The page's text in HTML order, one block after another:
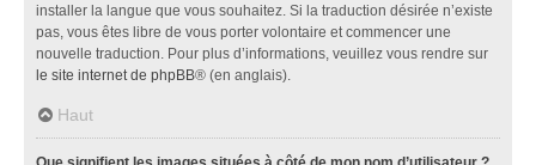
installer la langue que vous souhaitez. Si la traduction désirée n’existe
pas, vous êtes libre de vous porter volontaire et commencer une
nouvelle traduction. Pour plus d’informations, veuillez vous rendre sur
le site internet de phpBB® (en anglais).
Haut